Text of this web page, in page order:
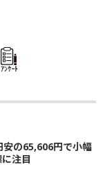
ｱﾝｹｰﾄ
安の65,606円で小幅
注目